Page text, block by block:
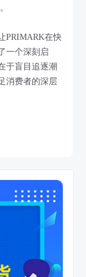
PRIMARK在快
一个深刻启
于盲目追逐潮
消费者的深层